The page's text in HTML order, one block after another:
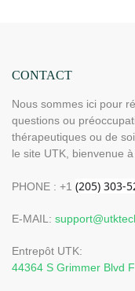
CONTACT
Nous sommes ici pour
questions ou
thérapeutiques ou de
le site UTK, bienvenue
PHONE : +1
E-MAIL:
Entrepôt UTK:
44364 S Grimmer Blvd